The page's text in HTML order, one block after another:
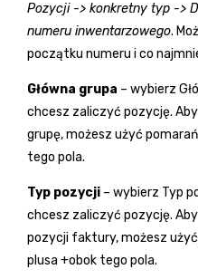
Pozycji -> konkretny typ ->
numeru inwentarzowego.
początku numeru i co
Główna grupa – wybierz
chcesz zaliczyć pozycję.
grupę, możesz użyć
tego pola.
Typ pozycji – wybierz Typ
chcesz zaliczyć pozycję.
pozycji faktury, możesz
plusa +obok tego pola.